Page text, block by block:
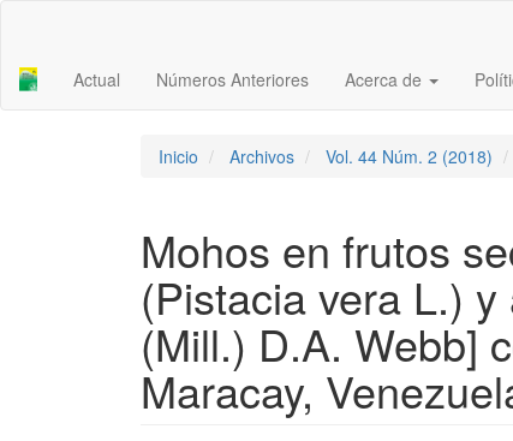
principal
Barra
Actual Números Anteriores Acerca de
Inicio Archivos Vol. 44 Núm. 2 (2018)
Mohos en frutos
(Pistacia vera L.)
(Mill.) D.A. Webb]
Maracay,